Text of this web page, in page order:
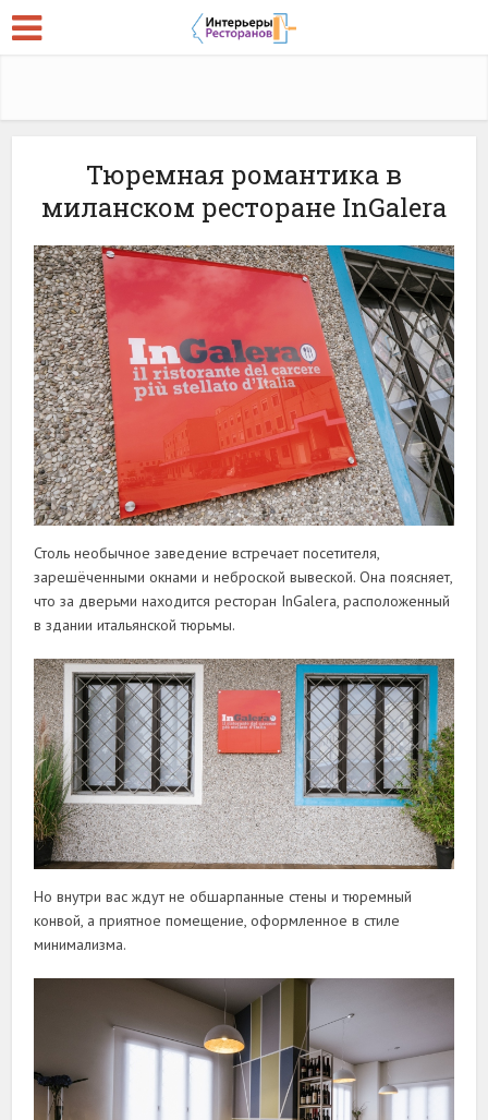
Тюремная романтика в
миланском ресторане InGalera
Столь необычное заведение встречает посетителя,
зарешёченными окнами и неброской вывеской. Она поясняет,
что за дверьми находится ресторан InGalera, расположенный
в здании итальянской тюрьмы.
Но внутри вас ждут не обшарпанные стены и тюремный
конвой, а приятное помещение, оформленное в стиле
минимализма.